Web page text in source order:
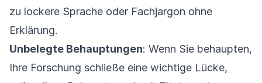
zu lockere Sprache oder Fachjargon ohne
Erklärung.
Unbelegte Behauptungen: Wenn Sie behaupten,
Ihre Forschung schließe eine wichtige Lücke,